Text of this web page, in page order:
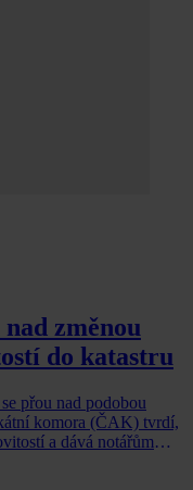
změnou
do katastru
přou nad podobou
komora (ČAK) tvrdí,
a dává notářům